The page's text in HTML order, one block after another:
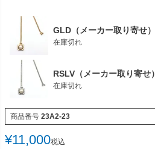
GLD（メーカー取り寄せ）
在庫切れ
RSLV（メーカー取り寄せ）
在庫切れ
商品番号 23A2-23
¥11,000税込